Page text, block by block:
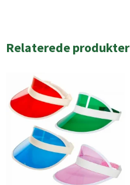
Relaterede produkter